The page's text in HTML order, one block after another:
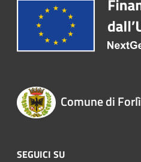
Comune di Forlì
SEGUICI SU